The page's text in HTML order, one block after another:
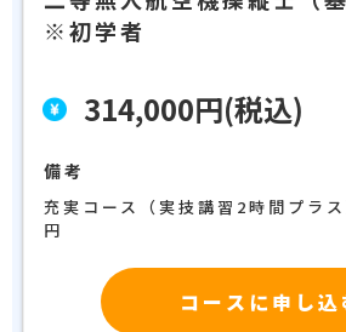
※初学者
314,000円(税込)
備考
充実コース（実技講習2時間プラ
円
コースに申し込